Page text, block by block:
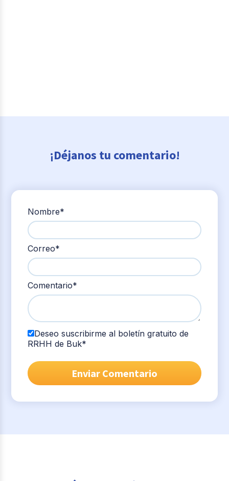
¡Déjanos tu comentario!
Nombre*
Correo*
Comentario*
Deseo suscribirme al boletín gratuito de
RRHH de Buk*